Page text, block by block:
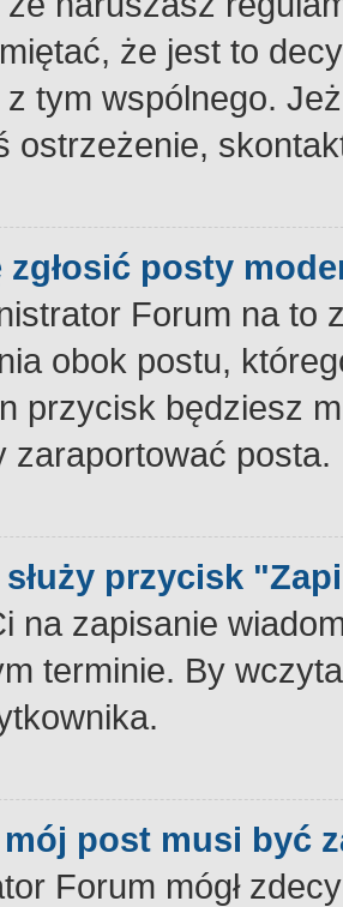
że jest to
z tym wspólnego.
ostrzeżenie,
zgłosić posty
Forum na to
obok postu,
przycisk będziesz
zaraportować posta.
służy przycisk
na zapisanie
terminie. By
mój post musi być
Forum mógł